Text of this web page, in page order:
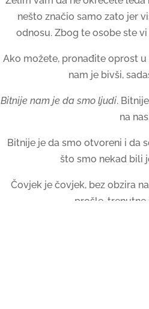
nešto značio samo zato jer
odnosu. Zbog te osobe ste
Ako možete, pronađite oprost
nam je bivši,
Bitnije nam je da smo ljudi.
na
Bitnije je da smo otvoreni i da
što smo nekad bili
Čovjek je čovjek, bez obzira
prošle, trenutne